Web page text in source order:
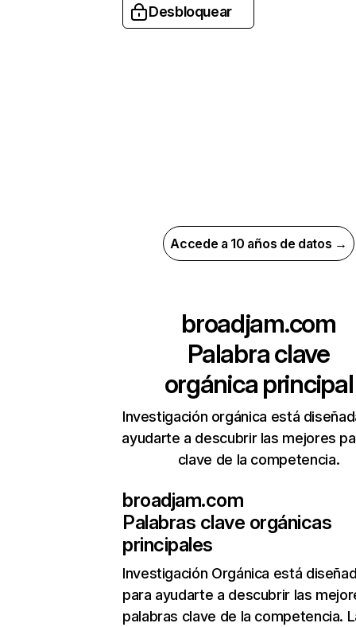
Desbloquear
Accede a 10 años de datos →
broadjam.com
Palabra clave
orgánica principal
Investigación orgánica está
ayudarte a descubrir las mejores
clave de la competencia.
broadjam.com
Palabras clave orgánicas
principales
Investigación Orgánica está
para ayudarte a descubrir las
palabras clave de la competencia.